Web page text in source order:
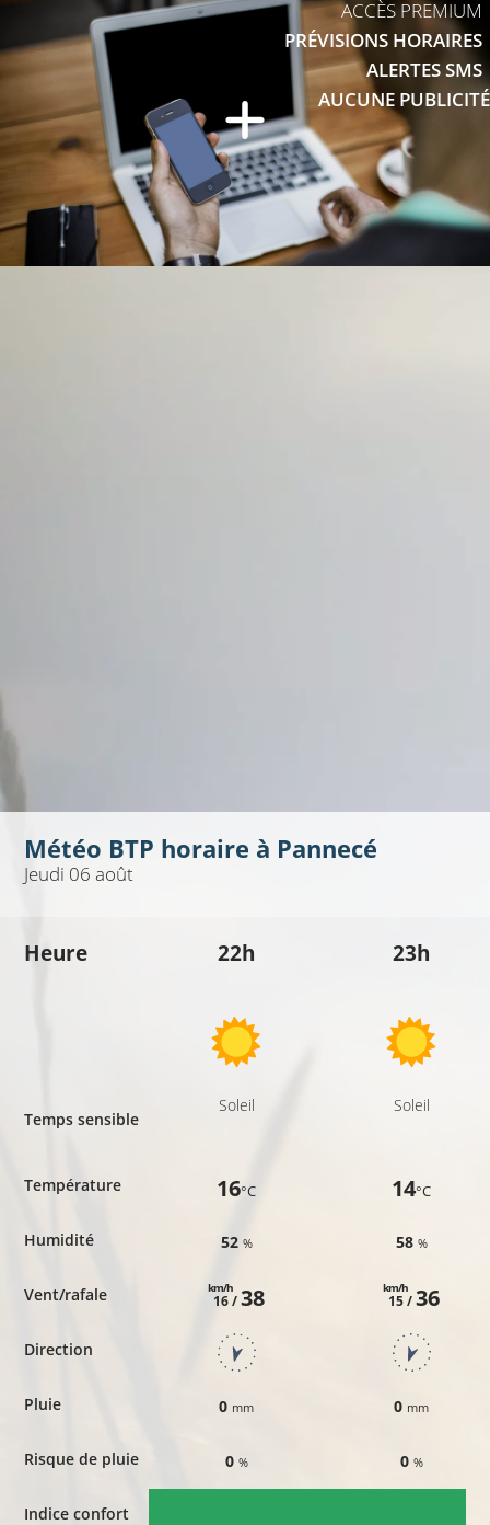
ACCÈS PREMIUM
PRÉVISIONS HORAIRES
ALERTES SMS
AUCUNE PUBLICITÉ
Météo BTP horaire à Pannecé
Jeudi 06 août
Heure
Temps sensible
Température
Humidité
Vent/rafale
Direction
Pluie
Risque de pluie
Indice confort
22h
Soleil
16°C
52 %
16 /
km/h 38
0 mm
0 %
23h
Soleil
14°C
58 %
15 /
km/h 36
0 mm
0 %